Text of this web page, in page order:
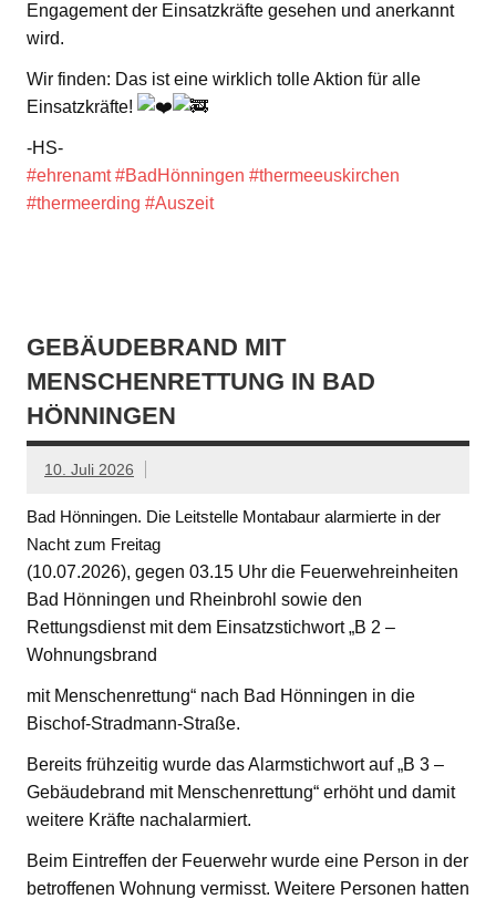
Engagement der Einsatzkräfte gesehen und anerkannt
wird.
Wir finden: Das ist eine wirklich tolle Aktion für alle
Einsatzkräfte!
-HS-
#ehrenamt #BadHönningen #thermeeuskirchen
#thermeerding #Auszeit
GEBÄUDEBRAND MIT
MENSCHENRETTUNG IN BAD
HÖNNINGEN
10. Juli 2026
Bad Hönningen. Die Leitstelle Montabaur alarmierte in der
Nacht zum Freitag
(10.07.2026), gegen 03.15 Uhr die Feuerwehreinheiten
Bad Hönningen und Rheinbrohl sowie den
Rettungsdienst mit dem Einsatzstichwort „B 2 –
Wohnungsbrand
mit Menschenrettung“ nach Bad Hönningen in die
Bischof-Stradmann-Straße.
Bereits frühzeitig wurde das Alarmstichwort auf „B 3 –
Gebäudebrand mit Menschenrettung“ erhöht und damit
weitere Kräfte nachalarmiert.
Beim Eintreffen der Feuerwehr wurde eine Person in der
betroffenen Wohnung vermisst. Weitere Personen hatten